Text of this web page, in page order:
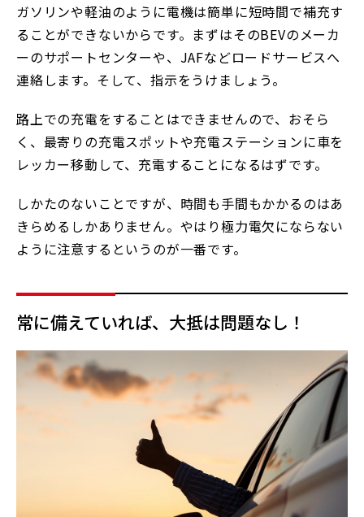
ガソリンや軽油のように電機は簡単に短時間で補充す
ることができないからです。まずはそのBEVのメーカ
ーのサポートセンターや、JAFなどロードサービスへ
連絡します。そして、指示をうけましょう。
路上での充電をすることはできませんので、おそら
く、最寄りの充電スポットや充電ステーションに車を
レッカー移動して、充電することになるはずです。
しかたのないことですが、時間も手間もかかるのはあ
きらめるしかありません。やはり極力電欠にならない
ように注意するというのが一番です。
常に備えていれば、大抵は問題なし！